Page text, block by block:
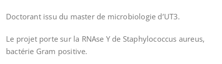
Doctorant issu du master de microbiologie d’UT3.
Le projet porte sur la RNAse Y de Staphylococcus aureus,
bactérie Gram positive.